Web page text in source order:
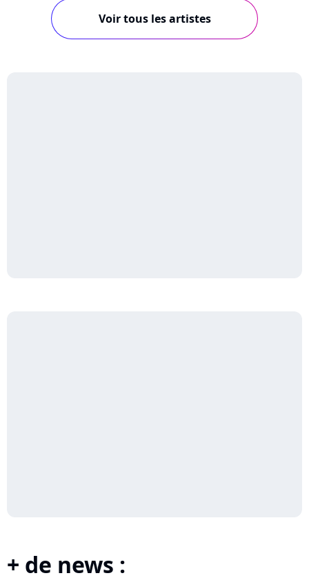
Voir tous les artistes
+ de news :